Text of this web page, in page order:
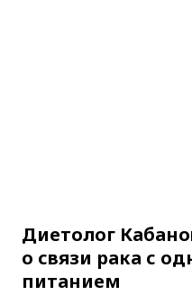
Диетолог
о связи рака с
питанием